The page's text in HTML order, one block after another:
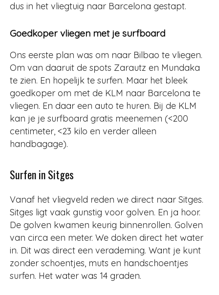
dus in het vliegtuig naar Barcelona gestapt.
Goedkoper vliegen met je surfboard
Ons eerste plan was om naar Bilbao te vliegen.
Om van daaruit de spots Zarautz en Mundaka
te zien. En hopelijk te surfen. Maar het bleek
goedkoper om met de KLM naar Barcelona te
vliegen. En daar een auto te huren. Bij de KLM
kan je je surfboard gratis meenemen (<200
centimeter, <23 kilo en verder alleen
handbagage).
Surfen in Sitges
Vanaf het vliegveld reden we direct naar Sitges.
Sitges ligt vaak gunstig voor golven. En ja hoor.
De golven kwamen keurig binnenrollen. Golven
van circa een meter. We doken direct het water
in. Dit was direct een verademing. Want je kunt
zonder schoentjes, muts en handschoentjes
surfen. Het water was 14 graden.